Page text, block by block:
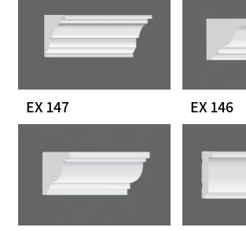
EX 146
EX 147